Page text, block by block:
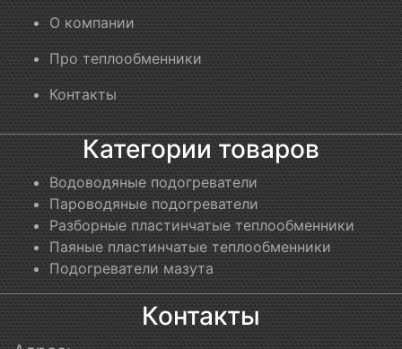
О компании
Про теплообменники
Контакты
Категории товаров
Водоводяные подогреватели
Пароводяные подогреватели
Разборные пластинчатые теплообменники
Паяные пластинчатые теплообменники
Подогреватели мазута
Контакты